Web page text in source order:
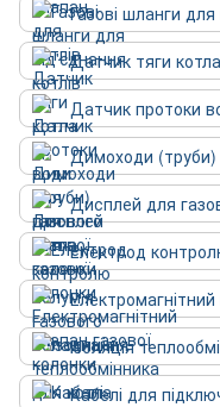
Газові шланги для
Датчик тяги котла
Датчик протоки
Димоходи (труби)
Дисплей для
Електрод
Ізоляція
Кабелі для